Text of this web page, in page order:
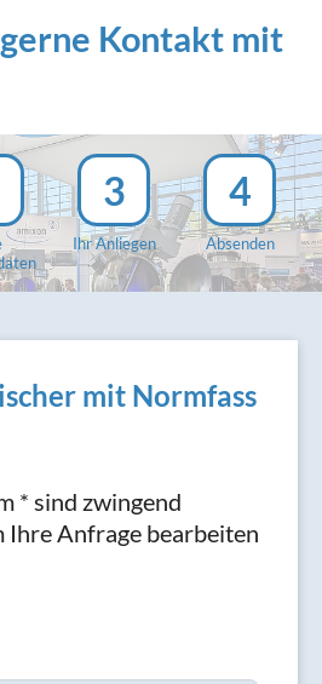
Kontakt mit
3
Ihr Anliegen
4
Absenden
mit Normfass
* sind zwingend
Anfrage bearbeiten